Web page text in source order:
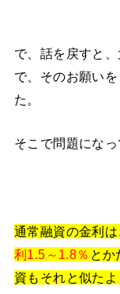
で、話を戻すと
で、そのお願い
た。
そこで問題にな
通常融資の金利は
利1.5～1.8％ とか
資もそれと似たよ